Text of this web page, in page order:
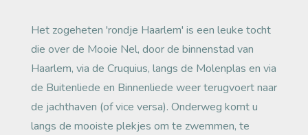
Het zogeheten 'rondje Haarlem' is een leuke tocht
die over de Mooie Nel, door de binnenstad van
Haarlem, via de Cruquius, langs de Molenplas en via
de Buitenliede en Binnenliede weer terugvoert naar
de jachthaven (of vice versa). Onderweg komt u
langs de mooiste plekjes om te zwemmen, te